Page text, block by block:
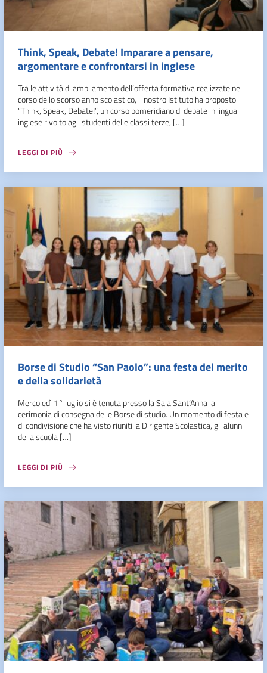
Think, Speak, Debate! Imparare a pensare,
argomentare e confrontarsi in inglese
Tra le attività di ampliamento dell’offerta formativa realizzate nel
corso dello scorso anno scolastico, il nostro Istituto ha proposto
“Think, Speak, Debate!”, un corso pomeridiano di debate in lingua
inglese rivolto agli studenti delle classi terze, […]
LEGGI DI PIÙ
Borse di Studio “San Paolo”: una festa del merito
e della solidarietà
Mercoledì 1° luglio si è tenuta presso la Sala Sant’Anna la
cerimonia di consegna delle Borse di studio. Un momento di festa e
di condivisione che ha visto riuniti la Dirigente Scolastica, gli alunni
della scuola […]
LEGGI DI PIÙ